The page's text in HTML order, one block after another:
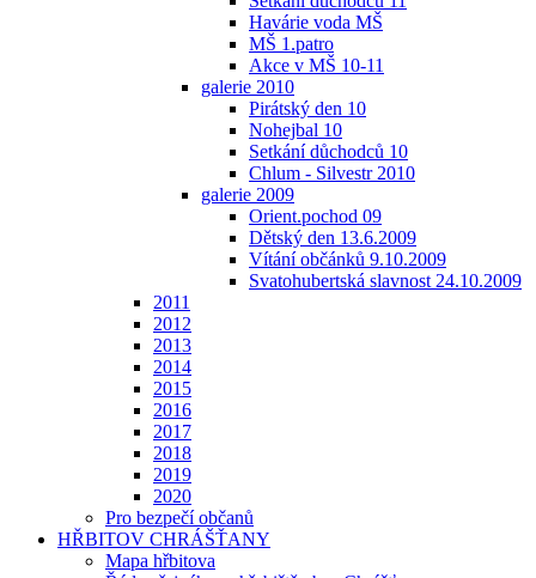
Havárie voda MŠ
MŠ 1.patro
Akce v MŠ 10-11
galerie 2010
Pirátský den 10
Nohejbal 10
Setkání důchodců 10
Chlum - Silvestr 2010
galerie 2009
Orient.pochod 09
Dětský den 13.6.2009
Vítání občánků 9.10.2009
Svatohubertská slavnost 24.10.2009
2011
2012
2013
2014
2015
2016
2017
2018
2019
2020
Pro bezpečí občanů
HŘBITOV CHRÁŠŤANY
Mapa hřbitova